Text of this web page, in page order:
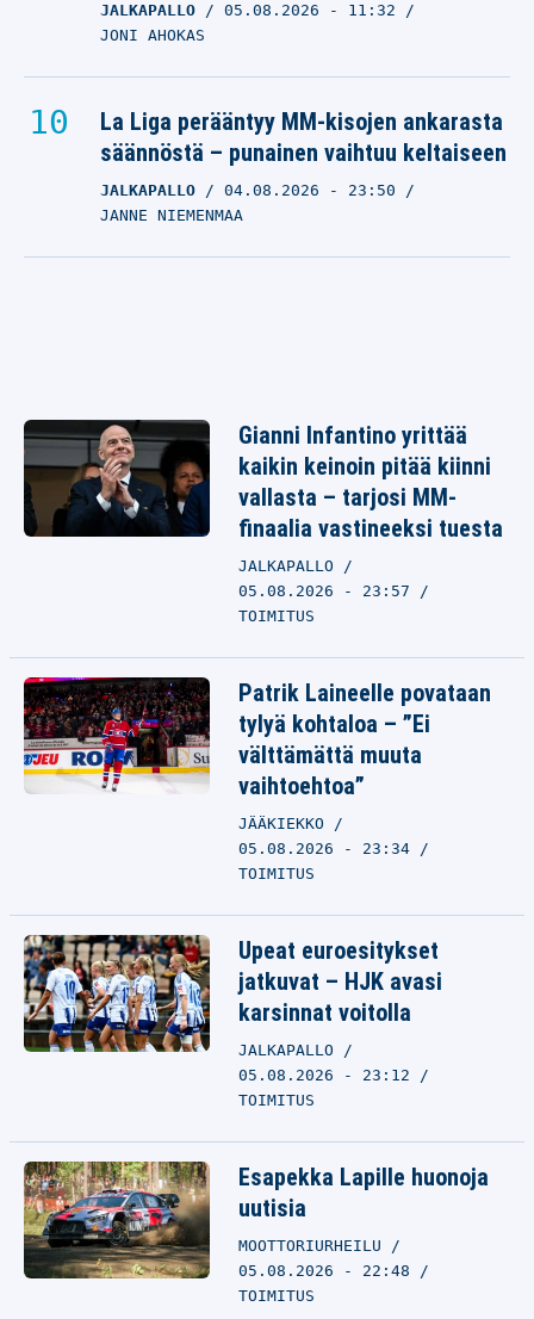
JALKAPALLO 05.08.2026 - 11:32
JONI AHOKAS
La Liga perääntyy MM-kisojen ankarasta
säännöstä – punainen vaihtuu keltaiseen
JALKAPALLO 04.08.2026 - 23:50
JANNE NIEMENMAA
Gianni Infantino yrittää
kaikin keinoin pitää kiinni
vallasta – tarjosi MM-
finaalia vastineeksi tuesta
JALKAPALLO
05.08.2026 - 23:57
TOIMITUS
Patrik Laineelle povataan
tylyä kohtaloa – ”Ei
välttämättä muuta
vaihtoehtoa”
JÄÄKIEKKO
05.08.2026 - 23:34
TOIMITUS
Upeat euroesitykset
jatkuvat – HJK avasi
karsinnat voitolla
JALKAPALLO
05.08.2026 - 23:12
TOIMITUS
Esapekka Lapille huonoja
uutisia
MOOTTORIURHEILU
05.08.2026 - 22:48
TOIMITUS